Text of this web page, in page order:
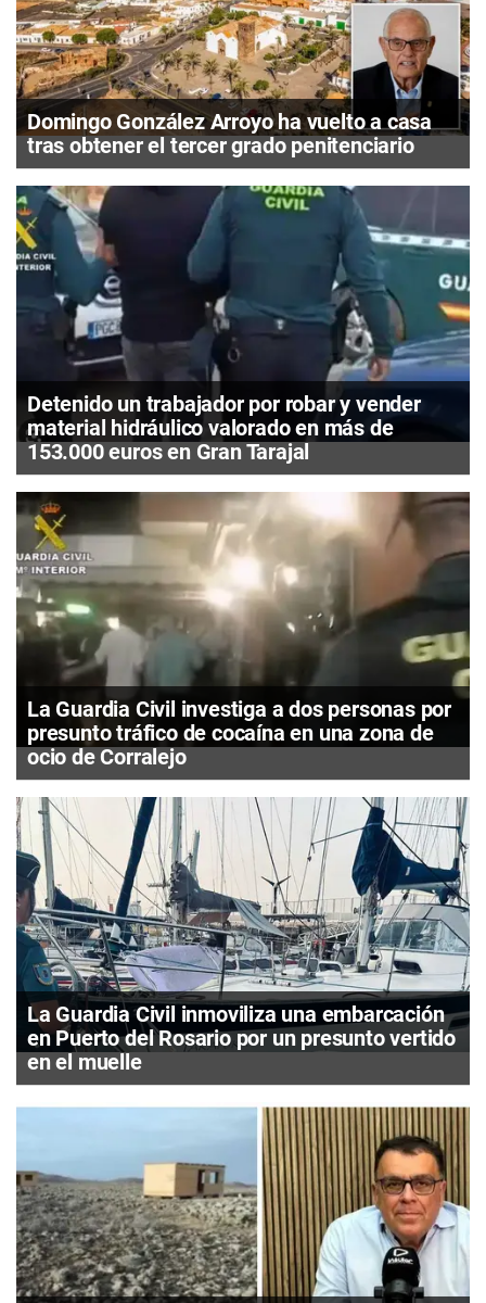
Domingo González Arroyo ha vuelto a casa
tras obtener el tercer grado penitenciario
Detenido un trabajador por robar y vender
material hidráulico valorado en más de
153.000 euros en Gran Tarajal
La Guardia Civil investiga a dos personas por
presunto tráfico de cocaína en una zona de
ocio de Corralejo
La Guardia Civil inmoviliza una embarcación
en Puerto del Rosario por un presunto vertido
en el muelle